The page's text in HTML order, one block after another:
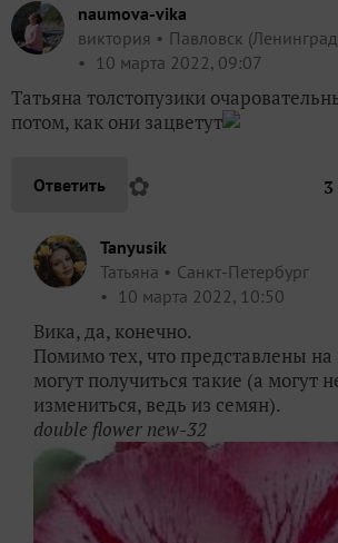
naumova-vika
виктория
Павловск
10 марта 2022, 09:07
Татьяна толстопузики
потом, как они зацветут
Ответить ✿ 3
Tanyusik
Татьяна
Санкт-Петербург
10 марта 2022, 10:50
Вика, да, конечно.
Помимо тех, что представлены
могут получиться такие (а могут
измениться, ведь из семян).
double flower new-32